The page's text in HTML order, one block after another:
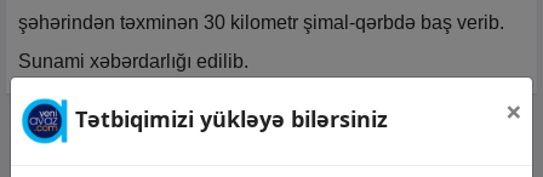
şəhərindən təxminən 30 kilometr şimal-qərbdə baş verib.
Sunami xəbərdarlığı edilib.
Səhifəni ziyarət
Tətbiqimizi yükləyə bilərsiniz ×